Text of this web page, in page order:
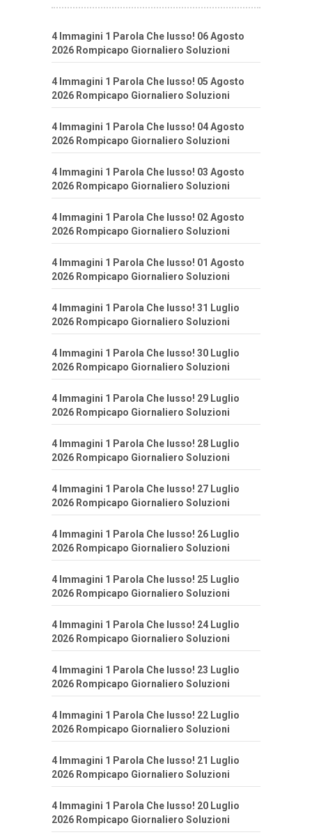
4 Immagini 1 Parola Che lusso! 06 Agosto
2026 Rompicapo Giornaliero Soluzioni
4 Immagini 1 Parola Che lusso! 05 Agosto
2026 Rompicapo Giornaliero Soluzioni
4 Immagini 1 Parola Che lusso! 04 Agosto
2026 Rompicapo Giornaliero Soluzioni
4 Immagini 1 Parola Che lusso! 03 Agosto
2026 Rompicapo Giornaliero Soluzioni
4 Immagini 1 Parola Che lusso! 02 Agosto
2026 Rompicapo Giornaliero Soluzioni
4 Immagini 1 Parola Che lusso! 01 Agosto
2026 Rompicapo Giornaliero Soluzioni
4 Immagini 1 Parola Che lusso! 31 Luglio
2026 Rompicapo Giornaliero Soluzioni
4 Immagini 1 Parola Che lusso! 30 Luglio
2026 Rompicapo Giornaliero Soluzioni
4 Immagini 1 Parola Che lusso! 29 Luglio
2026 Rompicapo Giornaliero Soluzioni
4 Immagini 1 Parola Che lusso! 28 Luglio
2026 Rompicapo Giornaliero Soluzioni
4 Immagini 1 Parola Che lusso! 27 Luglio
2026 Rompicapo Giornaliero Soluzioni
4 Immagini 1 Parola Che lusso! 26 Luglio
2026 Rompicapo Giornaliero Soluzioni
4 Immagini 1 Parola Che lusso! 25 Luglio
2026 Rompicapo Giornaliero Soluzioni
4 Immagini 1 Parola Che lusso! 24 Luglio
2026 Rompicapo Giornaliero Soluzioni
4 Immagini 1 Parola Che lusso! 23 Luglio
2026 Rompicapo Giornaliero Soluzioni
4 Immagini 1 Parola Che lusso! 22 Luglio
2026 Rompicapo Giornaliero Soluzioni
4 Immagini 1 Parola Che lusso! 21 Luglio
2026 Rompicapo Giornaliero Soluzioni
4 Immagini 1 Parola Che lusso! 20 Luglio
2026 Rompicapo Giornaliero Soluzioni